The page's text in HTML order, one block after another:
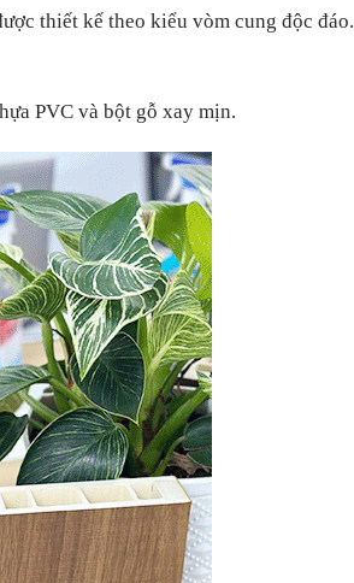
thiết kế theo kiểu vòm cung độc đáo.
PVC và bột gỗ xay mịn.